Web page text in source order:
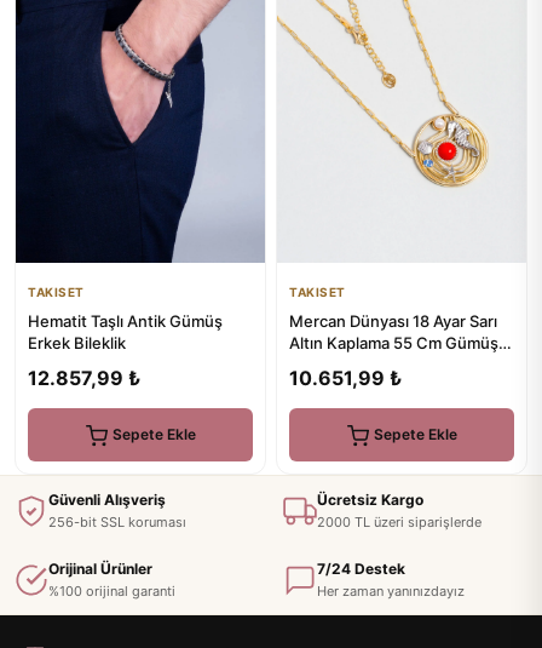
TAKISET
Hematit Taşlı Antik Gümüş
Erkek Bileklik
12.857,99 ₺
Sepete Ekle
TAKISET
Mercan Dünyası 18 Ayar Sarı
Altın Kaplama 55 Cm Gümüş
10.651,99 ₺
Sepete Ekle
Güvenli Alışveriş
256-bit SSL koruması
Ücretsiz Kargo
2000 TL üzeri siparişlerde
Orijinal Ürünler
%100 orijinal garanti
7/24 Destek
Her zaman yanınızdayız